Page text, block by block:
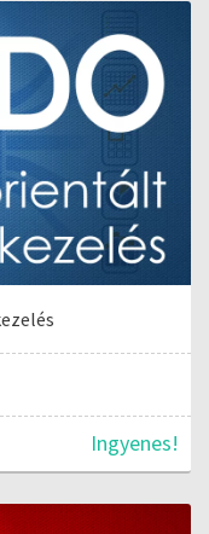
Ingyenes!